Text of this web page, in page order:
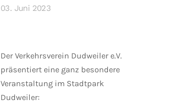
03. Juni 2023
Der Verkehrsverein Dudweiler e.V.
präsentiert eine ganz besondere
Veranstaltung im Stadtpark
Dudweiler: